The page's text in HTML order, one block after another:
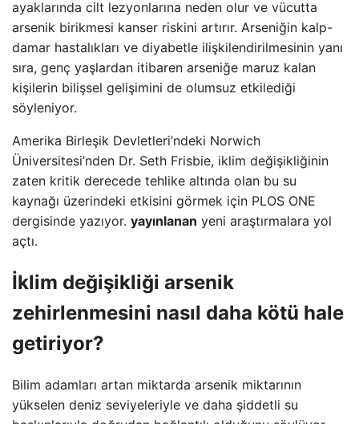
ayaklarında cilt lezyonlarına neden olur ve vücutta
arsenik birikmesi kanser riskini artırır. Arseniğin kalp-
damar hastalıkları ve diyabetle ilişkilendirilmesinin yanı
sıra, genç yaşlardan itibaren arseniğe maruz kalan
kişilerin bilişsel gelişimini de olumsuz etkilediği
söyleniyor.
Amerika Birleşik Devletleri’ndeki Norwich
Üniversitesi’nden Dr. Seth Frisbie, iklim değişikliğinin
zaten kritik derecede tehlike altında olan bu su
kaynağı üzerindeki etkisini görmek için PLOS ONE
dergisinde yazıyor. yayınlanan yeni araştırmalara yol
açtı.
İklim değişikliği arsenik
zehirlenmesini nasıl daha kötü hale
getiriyor?
Bilim adamları artan miktarda arsenik miktarının
yükselen deniz seviyeleriyle ve daha şiddetli su